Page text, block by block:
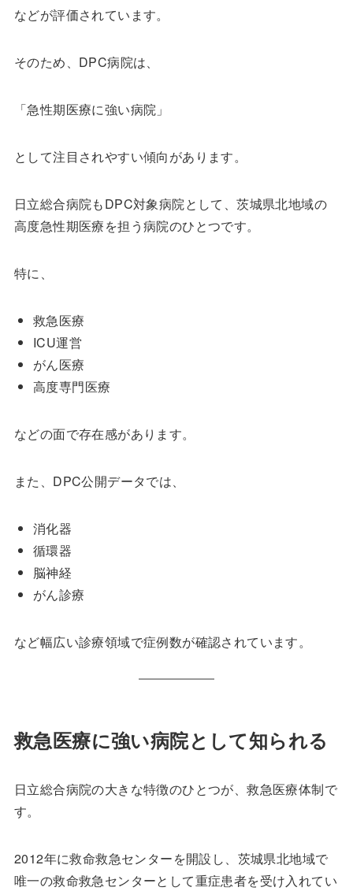
などが評価されています。
そのため、DPC病院は、
「急性期医療に強い病院」
として注目されやすい傾向があります。
日立総合病院もDPC対象病院として、茨城県北地域の
高度急性期医療を担う病院のひとつです。
特に、
救急医療
ICU運営
がん医療
高度専門医療
などの面で存在感があります。
また、DPC公開データでは、
消化器
循環器
脳神経
がん診療
など幅広い診療領域で症例数が確認されています。
救急医療に強い病院として知られる
日立総合病院の大きな特徴のひとつが、救急医療体制で
す。
2012年に救命救急センターを開設し、茨城県北地域で
唯一の救命救急センターとして重症患者を受け入れてい